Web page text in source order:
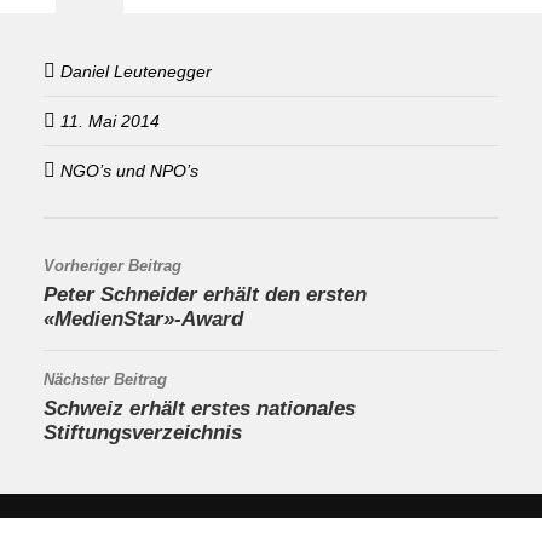
Daniel Leutenegger
11. Mai 2014
NGO’s und NPO’s
Vorheriger Beitrag
Peter Schneider erhält den ersten
«MedienStar»-Award
Nächster Beitrag
Schweiz erhält erstes nationales
Stiftungsverzeichnis